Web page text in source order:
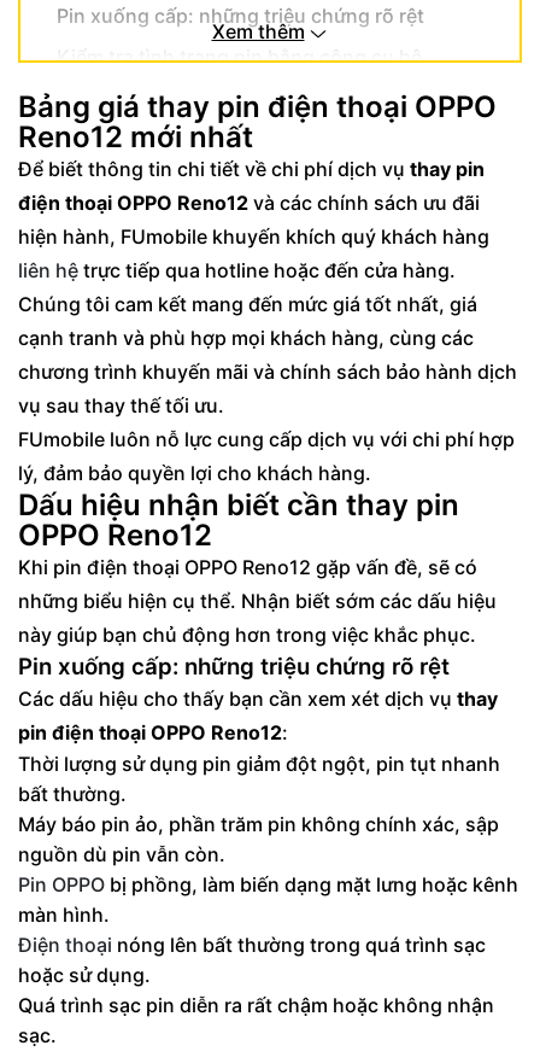
Pin xuống cấp: những triệu chứng rõ rệt
Kiểm tra tình trạng pin bằng công cụ hệ
Quy trình thay pin OPPO Reno12 đạt chuẩn
chất lượng tại FUmobile
Các bước thay pin OPPO Reno12 an toàn
Cam kết chất lượng từ FUmobile
Lợi ích khi chọn dịch vụ thay pin điện thoại
OPPO Reno12 tại FUmobile
Khác biệt từ quy trình sửa chữa chuyên
nghiệp
Hỗ trợ khách hàng tận tâm
Cách bảo quản pin OPPO Reno12 sau thay thế
Thói quen sử dụng pin khoa học
Giải pháp xử lý sự cố pin thường gặp
Xem thêm
Bảng giá thay pin điện thoại OPPO
Reno12 mới nhất
Để biết thông tin chi tiết về chi phí dịch vụ thay pin
điện thoại OPPO Reno12 và các chính sách ưu đãi
hiện hành, FUmobile khuyến khích quý khách hàng
liên hệ trực tiếp qua hotline hoặc đến cửa hàng.
Chúng tôi cam kết mang đến mức giá tốt nhất, giá
cạnh tranh và phù hợp mọi khách hàng, cùng các
chương trình khuyến mãi và chính sách bảo hành dịch
vụ sau thay thế tối ưu.
FUmobile luôn nỗ lực cung cấp dịch vụ với chi phí hợp
lý, đảm bảo quyền lợi cho khách hàng.
Dấu hiệu nhận biết cần thay pin
OPPO Reno12
Khi pin điện thoại OPPO Reno12 gặp vấn đề, sẽ có
những biểu hiện cụ thể. Nhận biết sớm các dấu hiệu
này giúp bạn chủ động hơn trong việc khắc phục.
Pin xuống cấp: những triệu chứng rõ rệt
Các dấu hiệu cho thấy bạn cần xem xét dịch vụ thay
pin điện thoại OPPO Reno12:
Thời lượng sử dụng pin giảm đột ngột, pin tụt nhanh
bất thường.
Máy báo pin ảo, phần trăm pin không chính xác, sập
nguồn dù pin vẫn còn.
Pin OPPO bị phồng, làm biến dạng mặt lưng hoặc kênh
màn hình.
Điện thoại nóng lên bất thường trong quá trình sạc
hoặc sử dụng.
Quá trình sạc pin diễn ra rất chậm hoặc không nhận
sạc.